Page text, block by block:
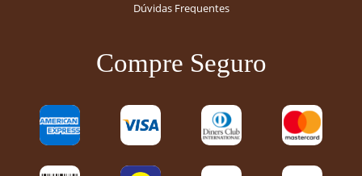
Dúvidas Frequentes
Compre Seguro